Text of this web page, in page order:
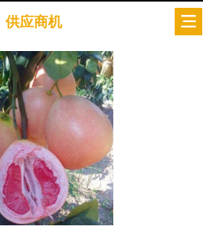
供应商机